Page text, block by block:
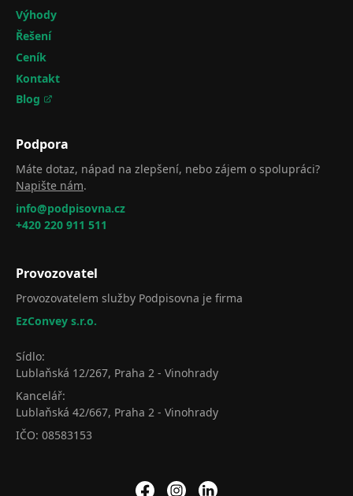
Výhody
Řešení
Ceník
Kontakt
Blog
Podpora
Máte dotaz, nápad na zlepšení, nebo zájem o spolupráci?
Napište nám.
info@podpisovna.cz
+420 220 911 511
Provozovatel
Provozovatelem služby Podpisovna je firma
EzConvey s.r.o.
Sídlo:
Lublaňská 12/267, Praha 2 - Vinohrady
Kancelář:
Lublaňská 42/667, Praha 2 - Vinohrady
IČO: 08583153